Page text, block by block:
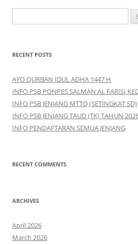
e
r
h
f
o
r
:
RECENT POSTS
AYO QURBAN IDUL ADHA 1447 H
INFO PSB PONPES SALMAN AL FARISI
INFO PSB JENJANG MTTQ (SETINGKAT SD)
INFO PSB JENJANG TAUD (TK) TAHUN
INFO PENDAFTARAN SEMUA JENJANG
RECENT COMMENTS
ARCHIVES
April 2026
March 2026